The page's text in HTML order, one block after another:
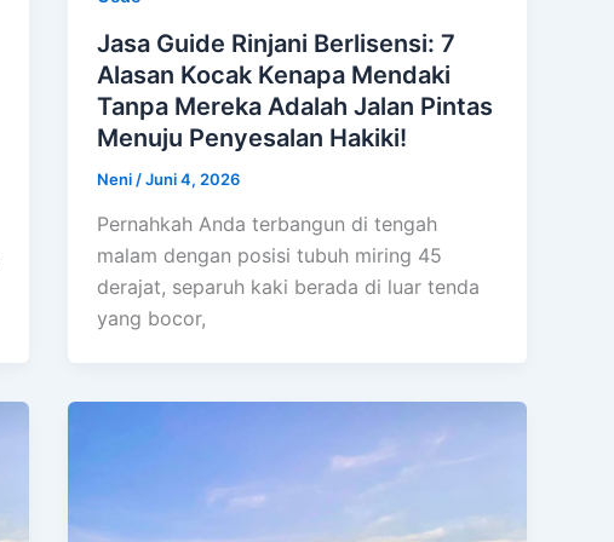
Jasa Guide Rinjani Berlisensi: 7
Alasan Kocak Kenapa Mendaki
Tanpa Mereka Adalah Jalan Pintas
Menuju Penyesalan Hakiki!
Neni /Juni 4, 2026
Pernahkah Anda terbangun di tengah
malam dengan posisi tubuh miring 45
derajat, separuh kaki berada di luar tenda
yang bocor,